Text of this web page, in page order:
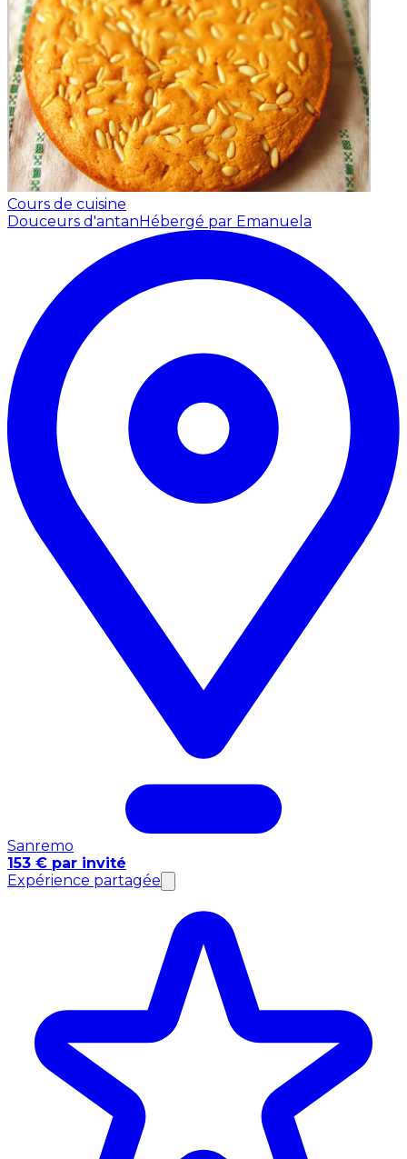
Cours de cuisine
Douceurs d'antan Hébergé par Emanuela
Sanremo
153 € par invité
Expérience partagée